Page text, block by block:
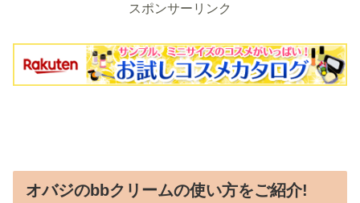
スポンサーリンク
オバジのbbクリームの使い方をご紹介!